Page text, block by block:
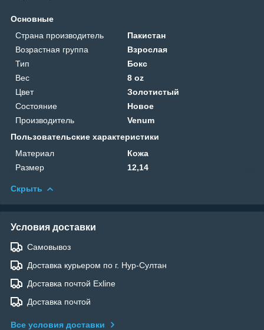
Основные
Страна производитель
Пакистан
Возрастная группа
Взрослая
Тип
Бокс
Вес
8 oz
Цвет
Золотистый
Состояние
Новое
Производитель
Venum
Пользовательские характеристики
Материал
Кожа
Размер
12,14
Скрыть
Условия доставки
Самовывоз
Доставка курьером по г. Нур-Султан
Доставка почтой Exline
Доставка почтой
Все условия доставки